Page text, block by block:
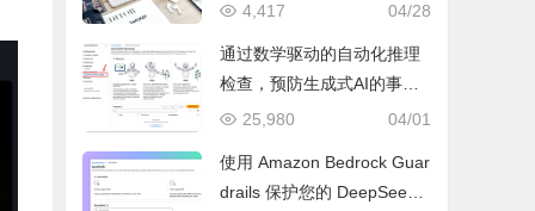
04/28
4,417
通过数学驱动的自动化推理
检查，预防生成式AI的事实
性错误与幻觉问题
04/01
25,980
使用 Amazon Bedrock Guar
drails 保护您的 DeepSeek